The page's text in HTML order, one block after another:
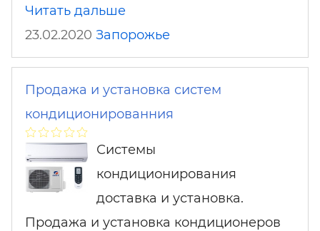
Читать дальше
23.02.2020 Запорожье
Продажа и установка систем
кондиционированния
Системы
кондиционирования
доставка и установка.
Продажа и установка кондиционеров